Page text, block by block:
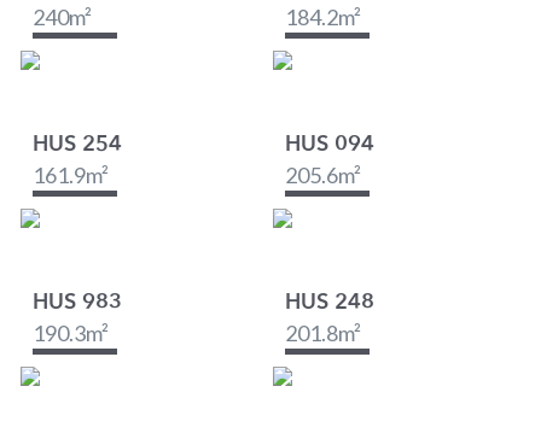
240m² 184.2m²
HUS 254
161.9m²
HUS 094
205.6m²
HUS 983
190.3m²
HUS 248
201.8m²